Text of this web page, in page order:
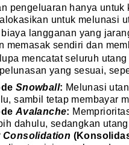
pengeluaran hanya
untuk melunasi
langganan yang
memasak sendiri dan
mencatat seluruh
yang sesuai,
Snowball: Melunasi
sambil tetap membayar
Avalanche:
dahulu, sedangkan
Consolidation